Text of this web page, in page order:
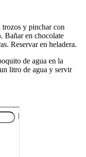
trozos y pinchar con
Bañar en chocolate
Reservar en heladera.
de agua en la
litro de agua y servir